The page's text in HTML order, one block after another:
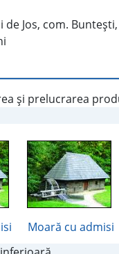
de Jos, com.
şi prelucrarea
Moară cu admisi